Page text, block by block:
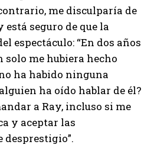
me disculparía de
seguro de que la
espectáculo: “En dos años
solo me hubiera hecho
ha habido ninguna
ha oído hablar de él?
a Ray, incluso si me
y aceptar las
desprestigio”.